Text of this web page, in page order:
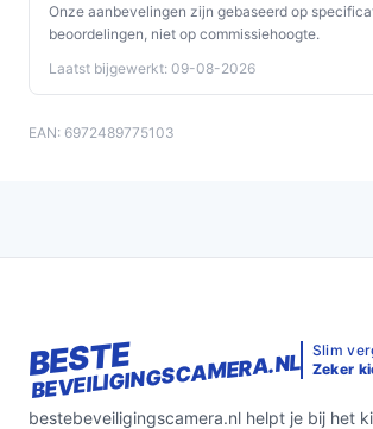
Onze aanbevelingen zijn gebaseerd op
beoordelingen, niet op commissiehoogte.
Laatst bijgewerkt: 09-08-2026
EAN: 6972489775103
BESTE
BEVEILIGINGSCAMERA.NL Slim
Zeker
bestebeveiligingscamera.nl helpt je bij het